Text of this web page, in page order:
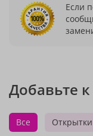
Если
Добавьте к
Все Открытки